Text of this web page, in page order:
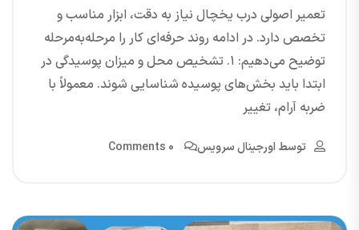
تعمیر اصولی درب یخچال نیاز به دقت، ابزار مناسب و
تخصص دارد. در ادامه روند حرفه‌ای کار را مرحله‌به‌مرحله
توضیح می‌دهیم: ۱. تشخیص محل و میزان پوسیدگی در
ابتدا باید بخش‌های پوسیده شناسایی شوند. معمولاً با
ضربه آرام، تغییر
توسط اورجینال سرویس 0 Comments